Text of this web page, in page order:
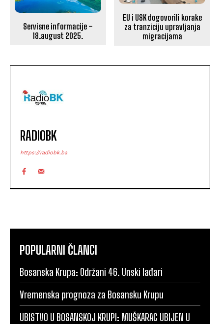
Servisne informacije –
18.august 2025.
EU i USK dogovorili korake
za tranziciju upravljanja
migracijama
RADIOBK
https://radiobk.ba
POPULARNI ČLANCI
Bosanska Krupa: Održani 46. Unski lađari
Vremenska prognoza za Bosansku Krupu
UBISTVO U BOSANSKOJ KRUPI: MUŠKARAC UBIJEN U